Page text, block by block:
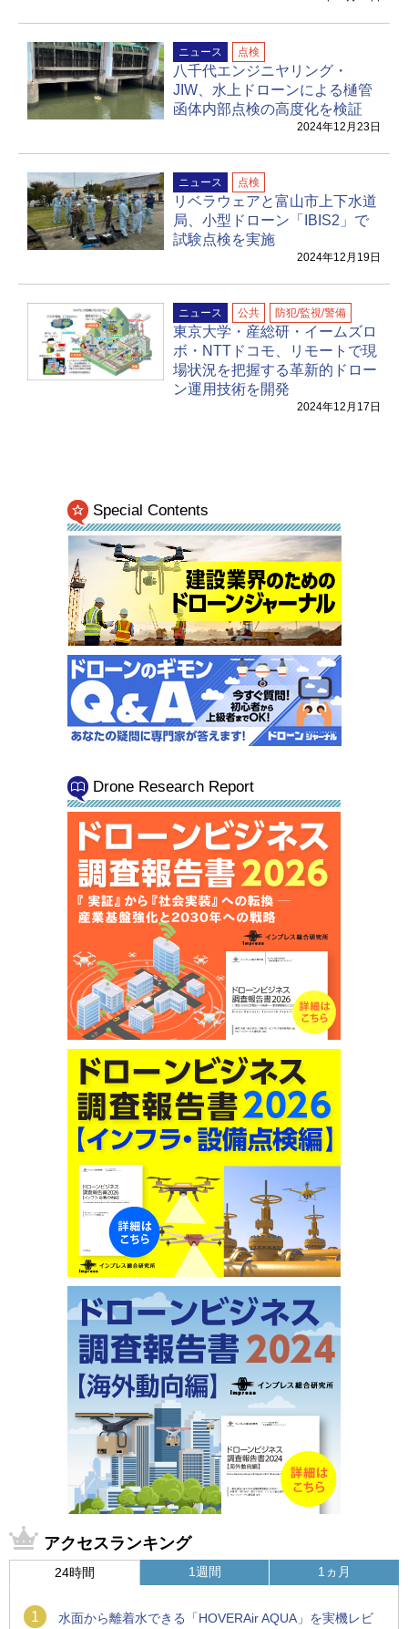
ニュース 点検
八千代エンジニヤリング・
JIW、水上ドローンによる樋管
函体内部点検の高度化を検証
2024年12月23日
ニュース 点検
リベラウェアと富山市上下水道
局、小型ドローン「IBIS2」で
試験点検を実施
2024年12月19日
ニュース 公共 防犯/監視/警備
東京大学・産総研・イームズロ
ボ・NTTドコモ、リモートで現
場状況を把握する革新的ドロー
ン運用技術を開発
2024年12月17日
Special Contents
Drone Research Report
アクセスランキング
24時間
1
水面から離着水できる「HOVERAir AQUA」を実機レビ
1週間 1ヵ月